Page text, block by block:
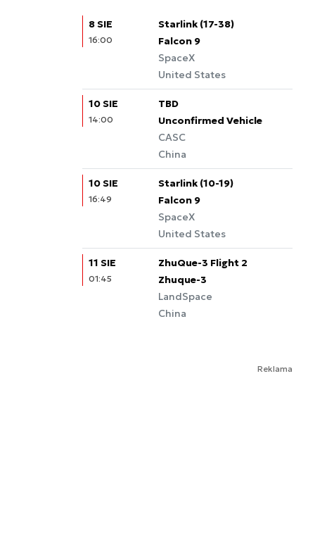
8 SIE
16:00
Starlink (17-38)
Falcon 9
SpaceX
United States
10 SIE
14:00
TBD
Unconfirmed Vehicle
CASC
China
10 SIE
16:49
Starlink (10-19)
Falcon 9
SpaceX
United States
11 SIE
01:45
ZhuQue-3 Flight 2
Zhuque-3
LandSpace
China
Reklama